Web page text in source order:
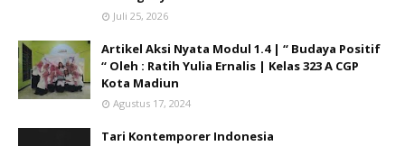
Juli 25, 2026
Artikel Aksi Nyata Modul 1.4 | “ Budaya Positif
“ Oleh : Ratih Yulia Ernalis | Kelas 323 A CGP
Kota Madiun
Agustus 17, 2024
Tari Kontemporer Indonesia